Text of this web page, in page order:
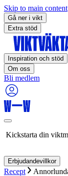
Skip to main content
Gå ner i vikt
Extra stöd
Inspiration och stöd
Om oss
Bli medlem
Kickstarta din
Erbjudandevillkor
Recept